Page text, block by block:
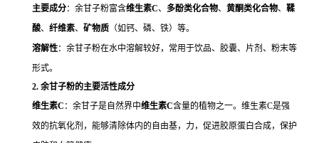
主要成分：余甘子粉富含维生素C、 多酚类化合物、 黄酮类化合物、 鞣
酸、 纤维素、 矿物质 （如钙、磷、铁）等。
溶解性：余甘子粉在水中溶解较好，常用于饮品、胶囊、片剂、粉末等
形式。
2. 余甘子粉的主要活性成分
维生素C ：余甘子是自然界中维生素C含量的植物之一。维生素C是强
效的抗氧化剂，能够清除体内的自由基，力，促进胶原蛋白合成，保护